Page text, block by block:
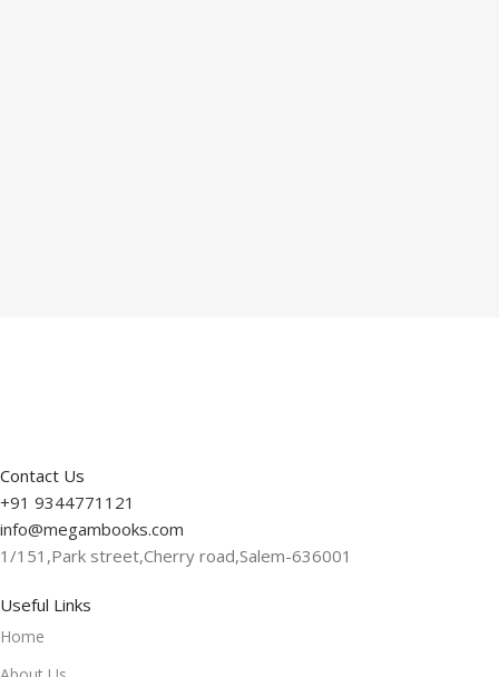
Contact Us
+91 9344771121
info@megambooks.com
1/151,Park street,Cherry road,Salem-636001
Useful Links
Home